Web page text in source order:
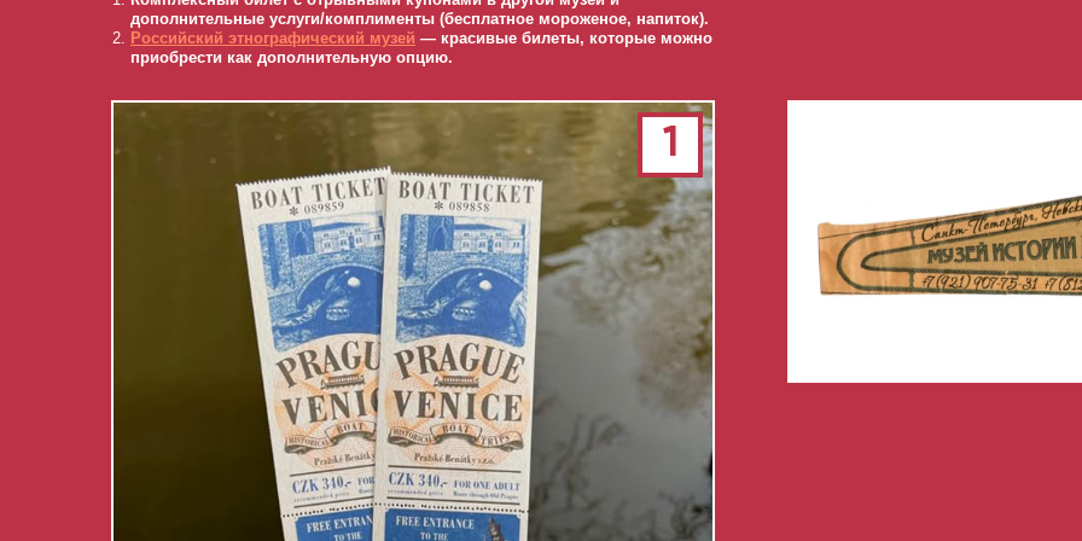
дополнительные услуги/комплименты (бесплатное мороженое, напиток).
Российский этнографический музей — красивые билеты, которые можно
приобрести как дополнительную опцию.
1